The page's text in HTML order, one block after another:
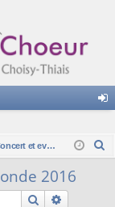
ne
Concert et evenements passés
2016
Rechercher